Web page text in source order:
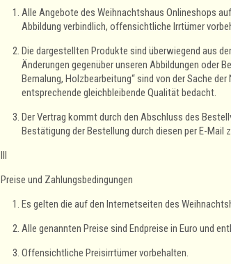
Alle Angebote des Weihnachtshaus Onlineshops
Abbildung verbindlich, offensichtliche Irrtümer
Die dargestellten Produkte sind überwiegend aus
Änderungen gegenüber unseren Abbildungen oder
Bemalung, Holzbearbeitung“ sind von der Sache
entsprechende gleichbleibende Qualität bedacht.
Der Vertrag kommt durch den Abschluss des
Bestätigung der Bestellung durch diesen per E-Mail
III
Preise und Zahlungsbedingungen
Es gelten die auf den Internetseiten des
Alle genannten Preise sind Endpreise in Euro und
Offensichtliche Preisirrtümer vorbehalten.